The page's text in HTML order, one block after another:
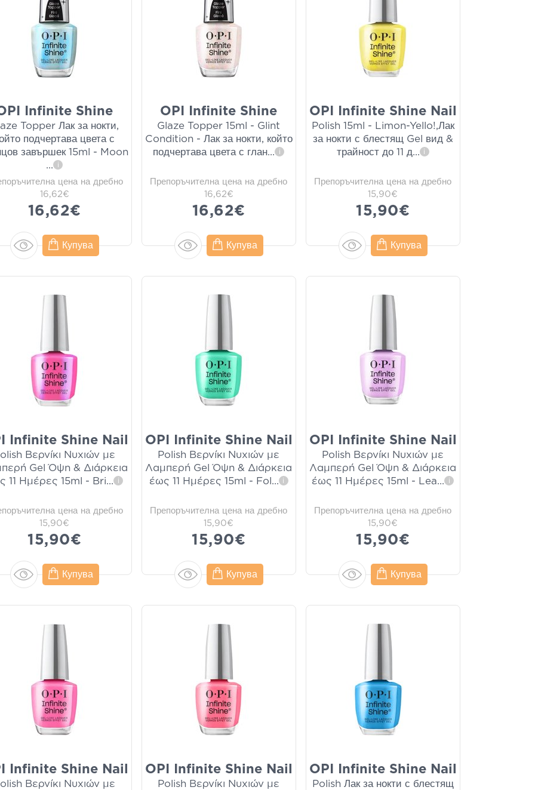
Infinite Shine
Topper Лак за нокти,
подчертава цвета с
завършек 15ml - Moon
...
i
цена на дребно
16,62€
16,62€
Купува
OPI Infinite Shine
Glaze Topper 15ml - Glint
Condition - Лак за нокти, който
подчертава цвета с глан... i
Препоръчителна цена на дребно
16,62€
16,62€
Купува
OPI Infinite Shine Nail
Polish 15ml - Limon-Yello!,Лак
за нокти с блестящ Gel вид &
трайност до 11 д... i
Препоръчителна цена на дребно
15,90€
15,90€
Купува
Infinite Shine Nail
Βερνίκι Νυχιών με
Gel Όψη & Διάρκεια
11 Ημέρες 15ml - Bri... i
цена на дребно
15,90€
15,90€
Купува
OPI Infinite Shine Nail
Polish Βερνίκι Νυχιών με
Λαμπερή Gel Όψη & Διάρκεια
έως 11 Ημέρες 15ml - Fol ... i
Препоръчителна цена на дребно
15,90€
15,90€
Купува
OPI Infinite Shine Nail
Polish Βερνίκι Νυχιών με
Λαμπερή Gel Όψη & Διάρκεια
έως 11 Ημέρες 15ml - Lea... i
Препоръчителна цена на дребно
15,90€
15,90€
Купува
Infinite Shine Nail
Βερνίκι Νυχιών με
OPI Infinite Shine Nail
Polish Βερνίκι Νυχιών με
OPI Infinite Shine Nail
Polish Лак за нокти с блестящ